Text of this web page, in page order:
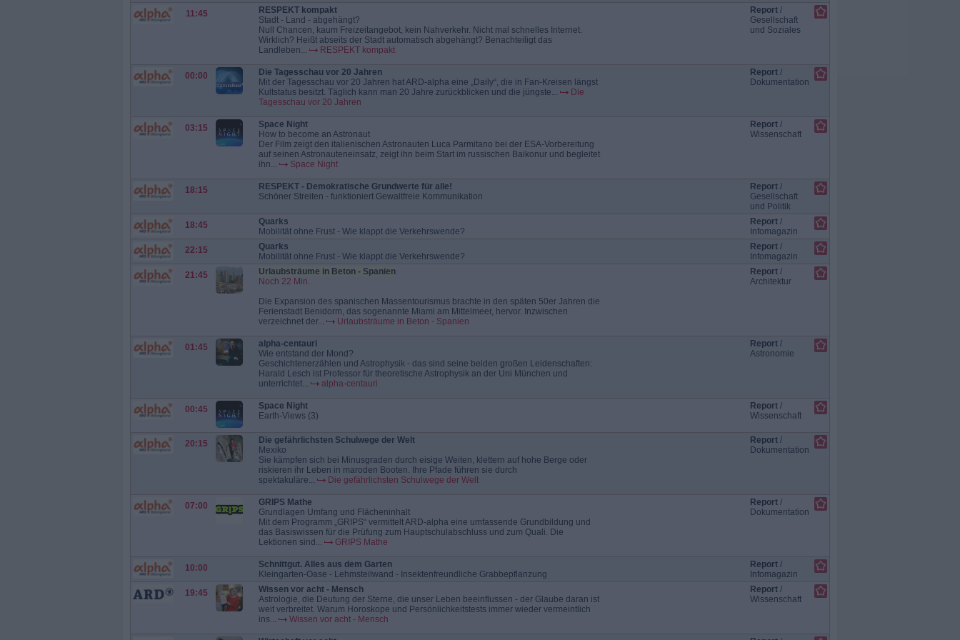
11:45
RESPEKT kompakt
Stadt - Land - abgehängt?
Null Chancen, kaum Freizeitangebot, kein Nahverkehr. Nicht mal schnelles Internet.
Wirklich? Heißt abseits der Stadt automatisch abgehängt? Benachteiligt das
Landleben...
RESPEKT kompakt
Report /
Gesellschaft
und Soziales
00:00
Die Tagesschau vor 20 Jahren
Mit der Tagesschau vor 20 Jahren hat ARD-alpha eine „Daily“, die in Fan-Kreisen längst
Kultstatus besitzt. Täglich kann man 20 Jahre zurückblicken und die jüngste...
Die
Tagesschau vor 20 Jahren
Report /
Dokumentation
03:15
Space Night
How to become an Astronaut
Der Film zeigt den italienischen Astronauten Luca Parmitano bei der ESA-Vorbereitung
auf seinen Astronauteneinsatz, zeigt ihn beim Start im russischen Baikonur und begleitet
ihn...
Space Night
Report /
Wissenschaft
18:15
RESPEKT - Demokratische Grundwerte für alle!
Schöner Streiten - funktioniert Gewaltfreie Kommunikation
Report /
Gesellschaft
und Politik
18:45
Quarks
Mobilität ohne Frust - Wie klappt die Verkehrswende?
Report /
Infomagazin
22:15
Quarks
Mobilität ohne Frust - Wie klappt die Verkehrswende?
Report /
Infomagazin
21:45
Urlaubsträume in Beton - Spanien
Noch 22 Min.
Die Expansion des spanischen Massentourismus brachte in den späten 50er Jahren die
Ferienstadt Benidorm, das sogenannte Miami am Mittelmeer, hervor. Inzwischen
verzeichnet der...
Urlaubsträume in Beton - Spanien
Report /
Architektur
01:45
alpha-centauri
Wie entstand der Mond?
Geschichtenerzählen und Astrophysik - das sind seine beiden großen Leidenschaften:
Harald Lesch ist Professor für theoretische Astrophysik an der Uni München und
unterrichtet...
alpha-centauri
Report /
Astronomie
00:45
Space Night
Earth-Views (3)
Report /
Wissenschaft
20:15
Die gefährlichsten Schulwege der Welt
Mexiko
Sie kämpfen sich bei Minusgraden durch eisige Weiten, klettern auf hohe Berge oder
riskieren ihr Leben in maroden Booten. Ihre Pfade führen sie durch
spektakuläre...
Die gefährlichsten Schulwege der Welt
Report /
Dokumentation
07:00
GRIPS Mathe
Grundlagen Umfang und Flächeninhalt
Mit dem Programm „GRIPS“ vermittelt ARD-alpha eine umfassende Grundbildung und
das Basiswissen für die Prüfung zum Hauptschulabschluss und zum Quali. Die
Lektionen sind...
GRIPS Mathe
Report /
Dokumentation
10:00
Schnittgut. Alles aus dem Garten
Kleingarten-Oase - Lehmsteilwand - Insektenfreundliche Grabbepflanzung
Report /
Infomagazin
19:45
Wissen vor acht - Mensch
Astrologie, die Deutung der Sterne, die unser Leben beeinflussen - der Glaube daran ist
weit verbreitet. Warum Horoskope und Persönlichkeitstests immer wieder vermeintlich
ins...
Wissen vor acht - Mensch
Report /
Wissenschaft